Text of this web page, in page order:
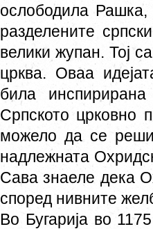
ослободила
разделените
велики жупан. Тој
црква. Оваа
била
Српското црковно
можело да се
надлежната
Сава знаеле дека
според нивните
Во Бугарија во